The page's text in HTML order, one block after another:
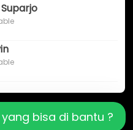
878-466-796
yang bisa di bantu ?